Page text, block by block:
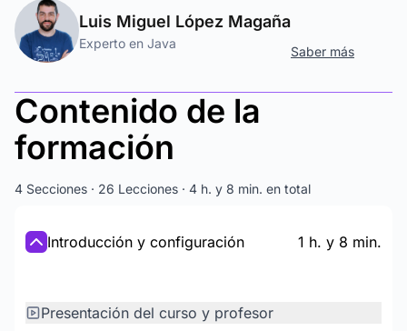
Luis Miguel López Magaña
Experto en Java
Saber más
Contenido de la
formación
4 Secciones · 26 Lecciones · 4 h. y 8 min. en total
Introducción y configuración 1 h. y 8 min.
Presentación del curso y profesor